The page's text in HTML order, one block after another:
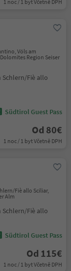
1 noc / 1 byt Včetně DPH
Völs am
Region Seiser
Schlern/Fiè allo
Südtirol Guest Pass
Od 80€
1 noc / 1 byt Včetně DPH
Fiè allo Sciliar,
Alm
Schlern/Fiè allo
Südtirol Guest Pass
Od 115€
1 noc / 1 byt Včetně DPH